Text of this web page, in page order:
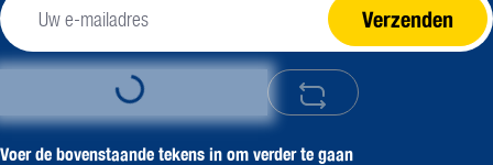
Loading...
Voer de bovenstaande tekens in om verder te gaan
Verzenden